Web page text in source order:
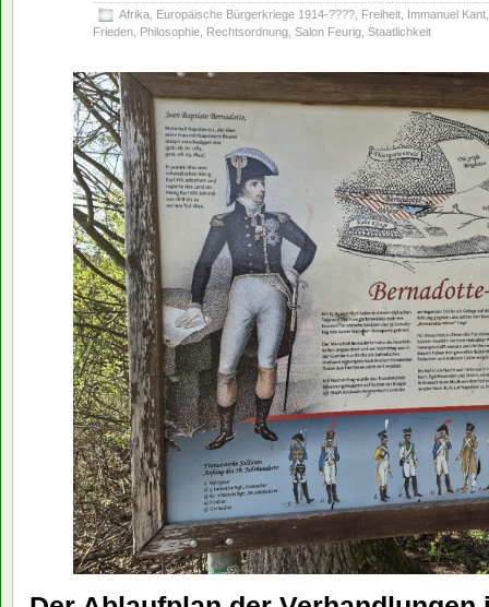
Afrika Europäische Bürgerkriege 1914-???? Freiheit Immanuel Kant
Frieden Philosophie Rechtsordnung Salon Feurig Staatlichkeit